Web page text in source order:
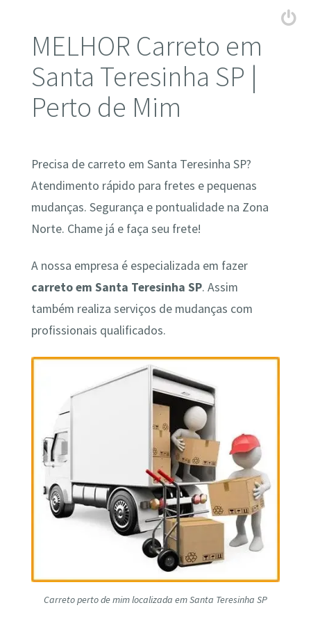
MELHOR Carreto em
Santa Teresinha SP |
Perto de Mim
Precisa de carreto em Santa Teresinha SP?
Atendimento rápido para fretes e pequenas
mudanças. Segurança e pontualidade na Zona
Norte. Chame já e faça seu frete!
A nossa empresa é especializada em fazer
carreto em Santa Teresinha SP. Assim
também realiza serviços de mudanças com
profissionais qualificados.
Carreto perto de mim localizada em Santa Teresinha SP